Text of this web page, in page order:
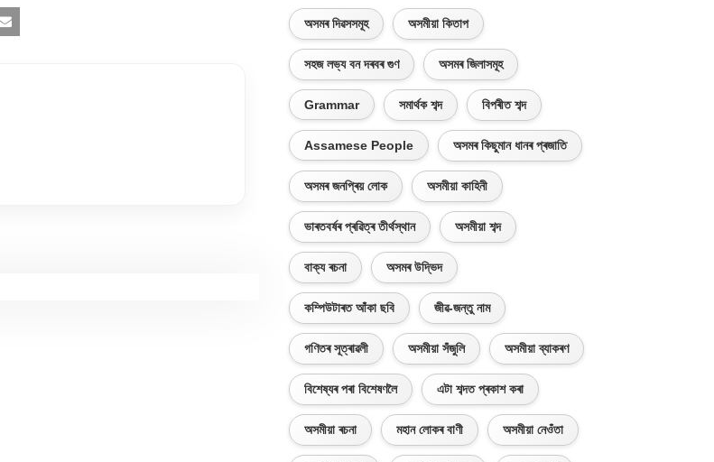
অসমৰ দিৱসসমূহ অসমীয়া কিতাপ
সহজ লভ্য বন দৰবৰ গুণ অসমৰ জিলাসমূহ
Grammar সমাৰ্থক শব্দ বিপৰীত শব্দ
Assamese People অসমৰ কিছুমান ধানৰ প্ৰজাতি
অসমৰ জনপ্ৰিয় লোক অসমীয়া কাহিনী
ভাৰতবৰ্ষৰ প্ৰৱিত্ৰ তীৰ্থস্থান অসমীয়া শব্দ
বাক্য ৰচনা অসমৰ উদ্ভিদ
কম্পিউটাৰত আঁকা ছবি জীৱ-জন্তু নাম
গণিতৰ সূত্ৰাৱলী অসমীয়া সঁজুলি অসমীয়া ব্যাকৰণ
বিশেষ্যৰ পৰা বিশেষণলৈ এটা শব্দত প্ৰকাশ কৰা
অসমীয়া ৰচনা মহান লোকৰ বাণী অসমীয়া নেওঁতা